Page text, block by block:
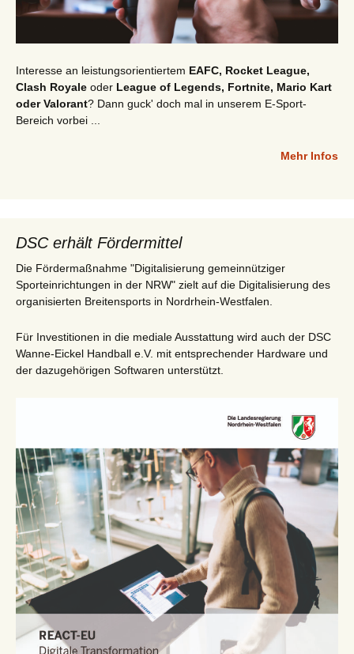
Interesse an leistungsorientiertem EAFC, Rocket League,
Clash Royale oder League of Legends, Fortnite, Mario Kart
oder Valorant? Dann guck' doch mal in unserem E-Sport-
Bereich vorbei ...
Mehr Infos
DSC erhält Fördermittel
Die Fördermaßnahme "Digitalisierung gemeinnütziger
Sporteinrichtungen in der NRW" zielt auf die Digitalisierung des
organisierten Breitensports in Nordrhein-Westfalen.
Für Investitionen in die mediale Ausstattung wird auch der DSC
Wanne-Eickel Handball e.V. mit entsprechender Hardware und
der dazugehörigen Softwaren unterstützt.